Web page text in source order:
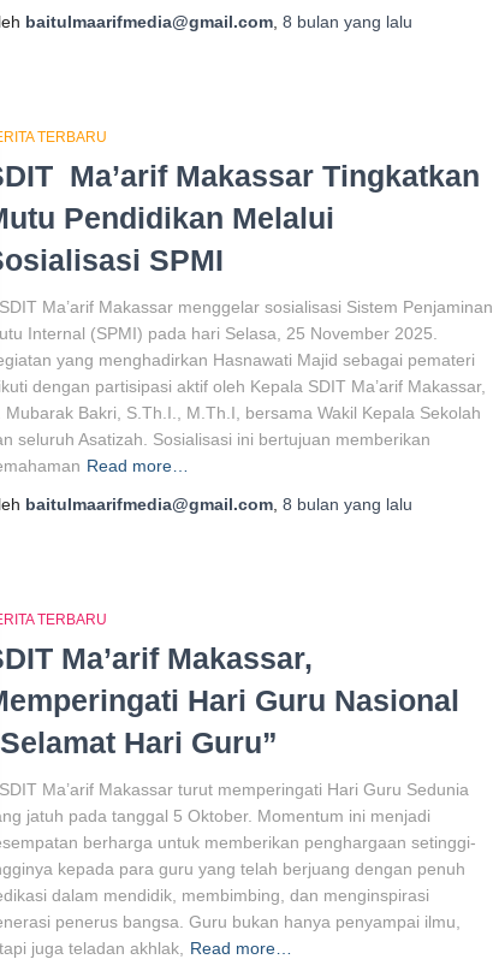
baitulmaarifmedia@gmail.com 8 bulan yang lalu
TERBARU
Ma’arif Makassar Tingkatkan
Pendidikan Melalui
SPMI
Ma’arif Makassar menggelar sosialisasi Sistem Penjaminan
Internal (SPMI) pada hari Selasa, 25 November 2025.
yang menghadirkan Hasnawati Majid sebagai pemateri
dengan partisipasi aktif oleh Kepala SDIT Ma’arif Makassar,
Mubarak Bakri, S.Th.I., M.Th.I, bersama Wakil Kepala Sekolah
seluruh Asatizah. Sosialisasi ini bertujuan memberikan
Read more…
baitulmaarifmedia@gmail.com 8 bulan yang lalu
TERBARU
Ma’arif Makassar,
Hari Guru Nasional
Hari Guru”
Ma’arif Makassar turut memperingati Hari Guru Sedunia
jatuh pada tanggal 5 Oktober. Momentum ini menjadi
berharga untuk memberikan penghargaan setinggi-
kepada para guru yang telah berjuang dengan penuh
dalam mendidik, membimbing, dan menginspirasi
penerus bangsa. Guru bukan hanya penyampai ilmu,
juga teladan akhlak,
Read more…